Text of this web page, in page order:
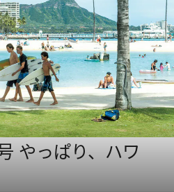
やっぱり、ハワ